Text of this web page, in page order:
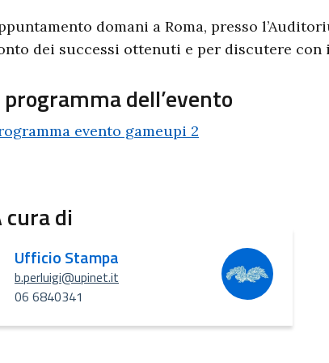
domani a Roma, presso
dei successi ottenuti e per discutere con
programma dell’evento
evento gameupi 2
cura di
Ufficio Stampa
b.perluigi@upinet.it
06 6840341